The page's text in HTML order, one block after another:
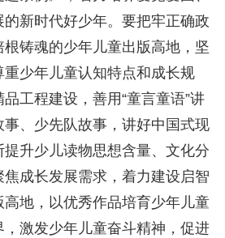
新时代好少年。要把牢正确政
铸魂的少年儿童出版高地，坚
少年儿童认知特点和成长规
工程建设，善用“童言童语”讲
、少先队故事，讲好中国式现
升少儿读物思想含量、文化分
成长发展需求，着力建设启智
地，以优秀作品培育少年儿童
激发少年儿童奋斗精神，促进